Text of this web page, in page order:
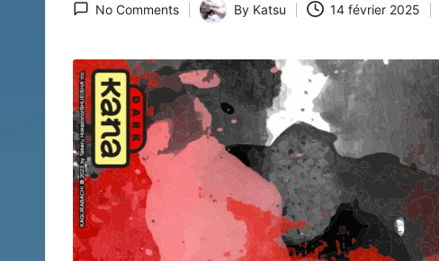
No Comments
Posted
By Katsu 14 février 2025